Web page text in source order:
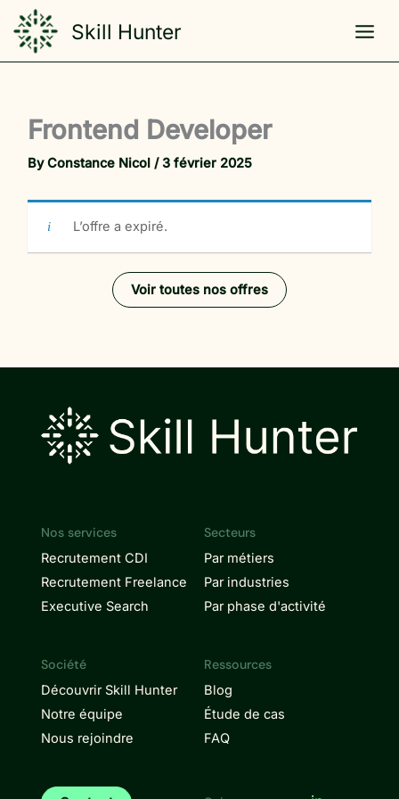
content
Skill Hunter
Frontend Developer
ByConstance Nicol/ 3 février 2025
L’offre a expiré.
Voir toutes nos offres
Nos services
Recrutement CDI
Recrutement Freelance
Executive Search
Secteurs
Par métiers
Par industries
Par phase d'activité
Société
Découvrir Skill Hunter
Notre équipe
Nous rejoindre
Ressources
Blog
Étude de cas
FAQ